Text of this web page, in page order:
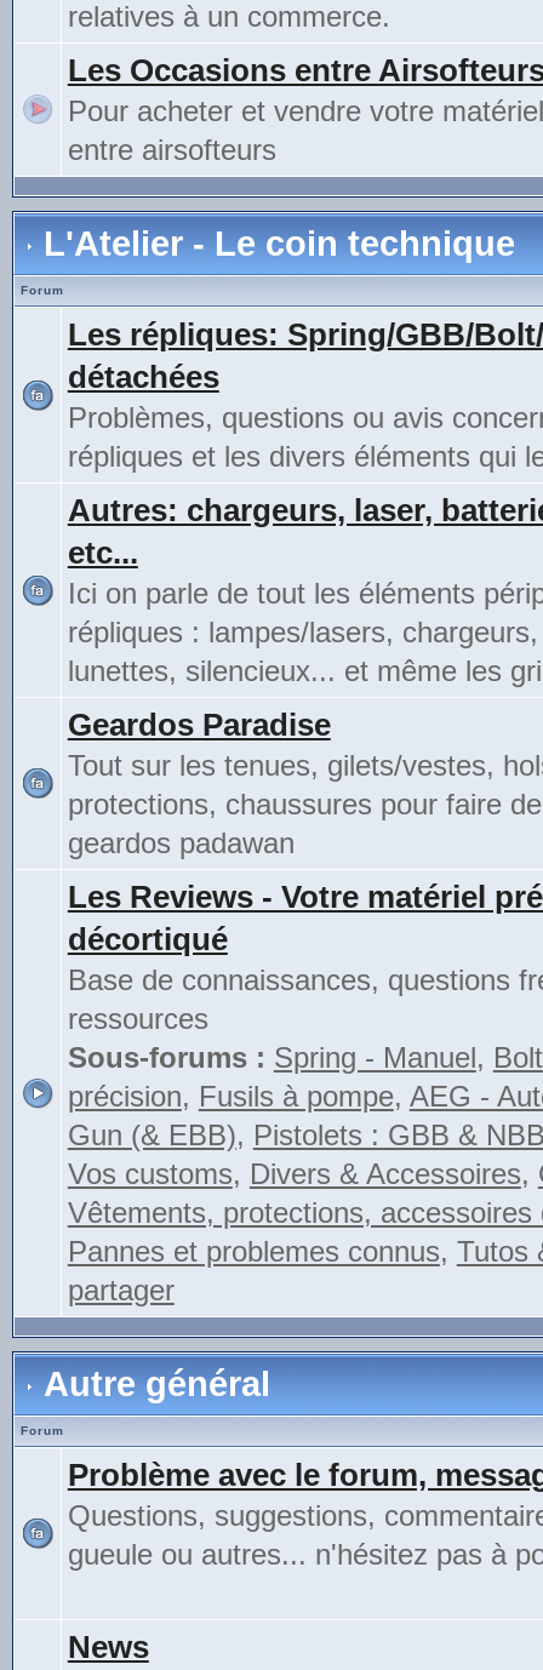
relatives à un commerce.
Les Occasions entre
Pour acheter et vendre votre
entre airsofteurs
L'Atelier - Le coin technique
Forum
Les répliques: Spring/GBB/
détachées
Problèmes, questions ou avis
répliques et les divers éléments qui
Autres: chargeurs, laser,
etc...
Ici on parle de tout les éléments
répliques : lampes/lasers,
lunettes, silencieux... et même les
Geardos Paradise
Tout sur les tenues, gilets/vestes,
protections, chaussures pour faire
geardos padawan
Les Reviews - Votre matériel
décortiqué
Base de connaissances, questions
ressources
Sous-forums : Spring - Manuel,
précision, Fusils à pompe, AEG -
Gun (& EBB), Pistolets : GBB &
Vos customs, Divers & Accessoires,
Vêtements, protections, accessoires
Pannes et problemes connus, Tutos
partager
Autre général
Forum
Problème avec le forum,
Questions, suggestions,
gueule ou autres... n'hésitez pas à
News